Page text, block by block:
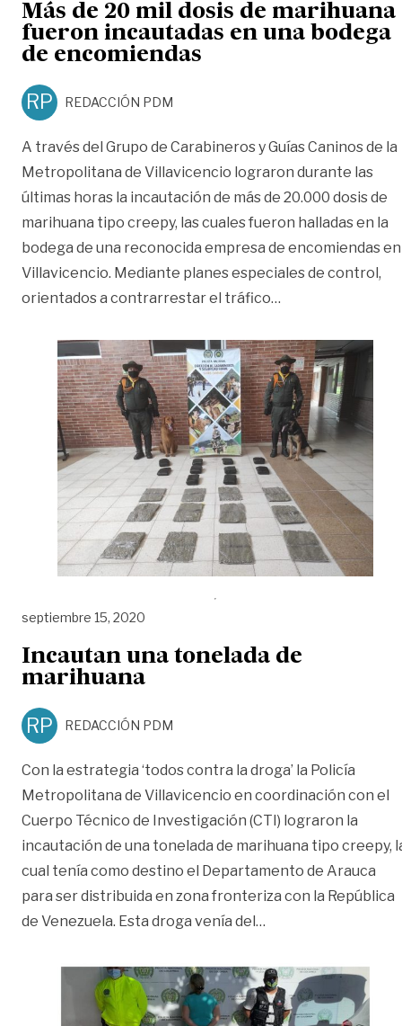
Más de 20 mil dosis de marihuana
fueron incautadas en una bodega
de encomiendas
RP REDACCIÓN PDM
A través del Grupo de Carabineros y Guías Caninos de la
Metropolitana de Villavicencio lograron durante las
últimas horas la incautación de más de 20.000 dosis de
marihuana tipo creepy, las cuales fueron halladas en la
bodega de una reconocida empresa de encomiendas en
Villavicencio. Mediante planes especiales de control,
orientados a contrarrestar el tráfico…
septiembre 15, 2020
Incautan una tonelada de
marihuana
RP REDACCIÓN PDM
Con la estrategia ‘todos contra la droga’ la Policía
Metropolitana de Villavicencio en coordinación con el
Cuerpo Técnico de Investigación (CTI) lograron la
incautación de una tonelada de marihuana tipo creepy,
cual tenía como destino el Departamento de Arauca
para ser distribuida en zona fronteriza con la República
de Venezuela. Esta droga venía del…